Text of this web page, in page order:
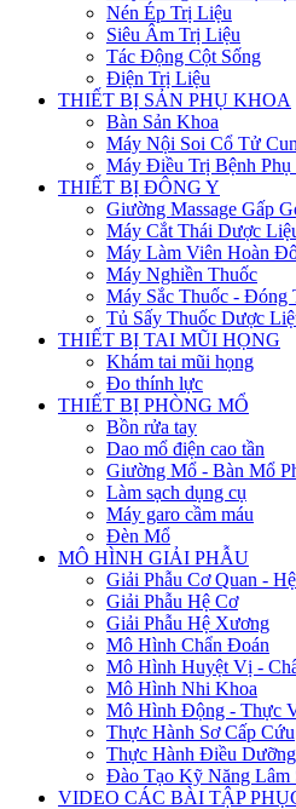
Nén Ép Trị Liệu
Siêu Âm Trị Liệu
Tác Động Cột Sống
Điện Trị Liệu
THIẾT BỊ SẢN PHỤ KHOA
Bàn Sản Khoa
Máy Nội Soi Cổ Tử
Máy Điều Trị Bệnh Phụ
THIẾT BỊ ĐÔNG Y
Giường Massage Gấp
Máy Cắt Thái Dược
Máy Làm Viên Hoàn
Máy Nghiền Thuốc
Máy Sắc Thuốc - Đóng
Tủ Sấy Thuốc Dược
THIẾT BỊ TAI MŨI HỌNG
Khám tai mũi họng
Đo thính lực
THIẾT BỊ PHÒNG MỔ
Bồn rửa tay
Dao mổ điện cao tần
Giường Mổ - Bàn Mổ
Làm sạch dụng cụ
Máy garo cầm máu
Đèn Mổ
MÔ HÌNH GIẢI PHẪU
Giải Phẫu Cơ Quan -
Giải Phẫu Hệ Cơ
Giải Phẫu Hệ Xương
Mô Hình Chẩn Đoán
Mô Hình Huyệt Vị -
Mô Hình Nhi Khoa
Mô Hình Động - Thực
Thực Hành Sơ Cấp Cứu
Thực Hành Điều Dưỡng
Đào Tạo Kỹ Năng Lâm
VIDEO CÁC BÀI TẬP